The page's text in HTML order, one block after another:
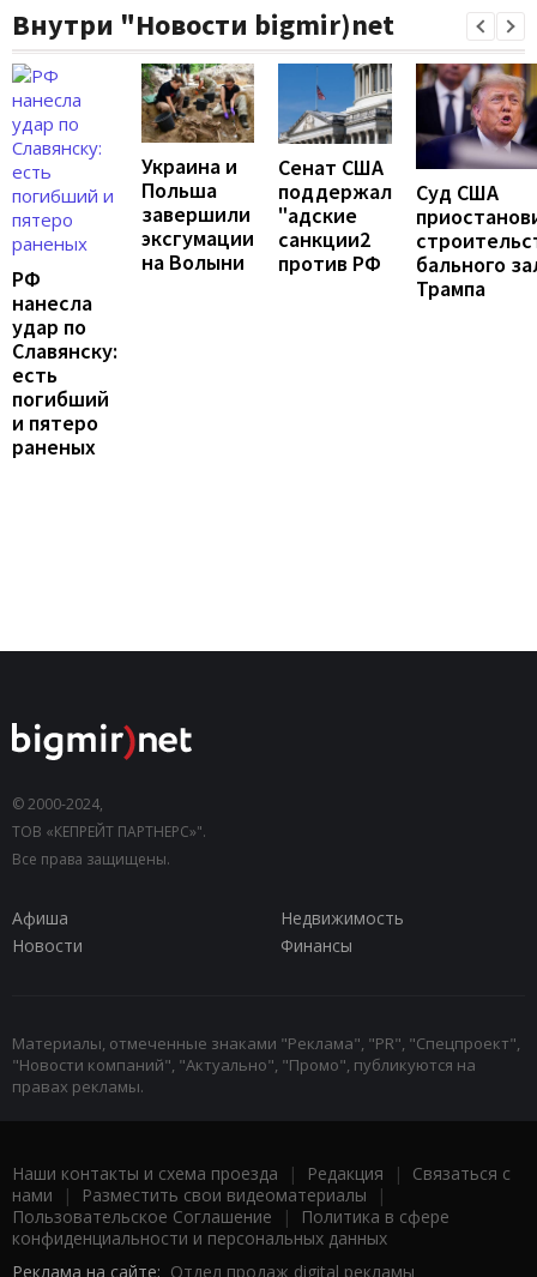
Внутри "Новости bigmir)net
РФ
нанесла
удар по
Славянску:
есть
погибший
и пятеро
раненых
Украина и
Польша
завершили
эксгумации
на Волыни
Сенат США
поддержал
"адские
санкции2
против РФ
Суд США
бального
Трампа
© 2000-2024,
ТОВ «КЕПРЕЙТ ПАРТНЕРС»".
Все права защищены.
Афиша
Недвижимость
Новости
Финансы
Материалы, отмеченные знаками "Реклама", "PR", "Спецпроект",
"Новости компаний", "Актуально", "Промо", публикуются на
правах рекламы.
Наши контакты и схема проезда | Редакция | Связаться с
нами | Разместить свои видеоматериалы |
Пользовательское Соглашение |
Политика в сфере
конфиденциальности и персональных данных
Реклама на сайте: Отдел продаж digital рекламы